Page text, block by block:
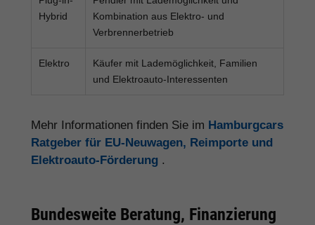
Hybrid
Kombination aus Elektro- und
Verbrennerbetrieb
Elektro
Käufer mit Lademöglichkeit, Familien
und Elektroauto-Interessenten
Mehr Informationen finden Sie im Hamburgcars
Ratgeber für EU-Neuwagen, Reimporte und
Elektroauto-Förderung .
Bundesweite Beratung, Finanzierung